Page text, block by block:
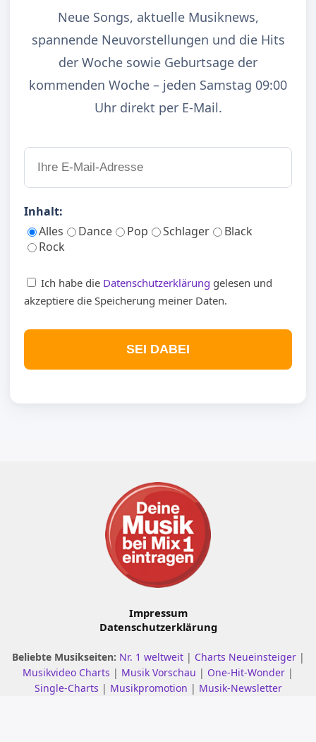
Neue Songs, aktuelle Musiknews,
spannende Neuvorstellungen und die Hits
der Woche sowie Geburtsage der
kommenden Woche – jeden Samstag 09:00
Uhr direkt per E-Mail.
Inhalt:
Alles
Dance Pop Schlager
Black
Rock
Ich habe die Datenschutzerklärung gelesen und
akzeptiere die Speicherung meiner Daten.
SEI DABEI
Impressum
Datenschutzerklärung
Beliebte Musikseiten: Nr. 1 weltweit | Charts Neueinsteiger |
Musikvideo Charts | Musik Vorschau | One-Hit-Wonder |
Single-Charts | Musikpromotion | Musik-Newsletter